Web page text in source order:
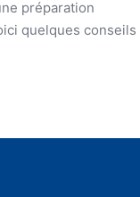
préparation
quelques conseils